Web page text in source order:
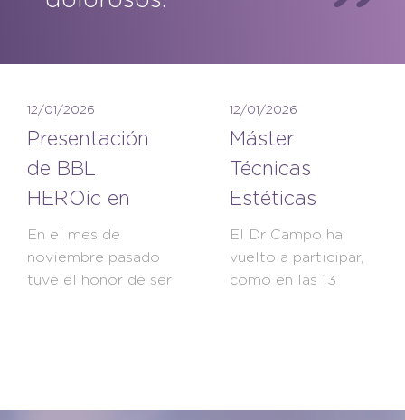
12/01/2026
Presentación
de BBL
HEROic en
esRadio
En el mes de
noviembre pasado
tuve el honor de ser
12/01/2026
Máster
Técnicas
Estéticas
Avanzadas
El Dr Campo ha
vuelto a participar,
como en las 13